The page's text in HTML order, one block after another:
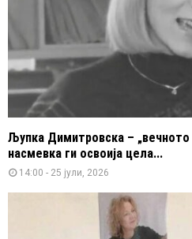
Љупка Димитровска – „вечното
насмевка ги освоија цела...
14:00 - 25 јули, 2026